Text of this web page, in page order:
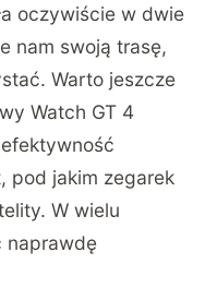
oczywiście w dwie
nam swoją trasę,
Warto jeszcze
Watch GT 4
pod jakim zegarek
W wielu
naprawdę